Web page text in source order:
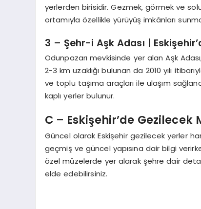
yerlerden birisidir. Gezmek, görmek ve
ortamıyla özellikle yürüyüş imkânları
3 – Şehr-i Aşk Adası |
Odunpazarı mevkisinde yer alan Aşk
2-3 km uzaklığı bulunan da 2010 yılı
ve toplu taşıma araçları ile ulaşım
kaplı yerler bulunur.
C – Eskişehir’de Gezilecek
Güncel olarak Eskişehir gezilecek yerler
geçmiş ve güncel yapısına dair bilgi
özel müzelerde yer alarak şehre dair
elde edebilirsiniz.